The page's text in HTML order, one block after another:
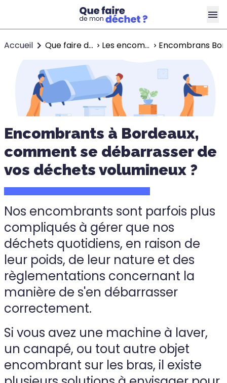
Accueil Que faire de mes déchets ? Les encombrants dans ma ville Encombrans
Encombrants à Bordeaux,
comment se débarrasser de
vos déchets volumineux ?
Nos encombrants sont parfois plus
compliqués à gérer que nos
déchets quotidiens, en raison de
leur poids, de leur nature et des
règlementations concernant la
manière de s'en débarrasser
correctement.
Si vous avez une machine à laver,
un canapé, ou tout autre objet
encombrant sur les bras, il existe